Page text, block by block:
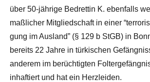
über 50-jährige Bedret­tin K. eben­falls
maßlicher Mit­glied­schaft in einer
gung im Aus­land” (§ 129 b StGB) in
bere­its 22 Jahre in türkischen
anderem im berüchtigten
inhaftiert und hat ein Herzleiden.